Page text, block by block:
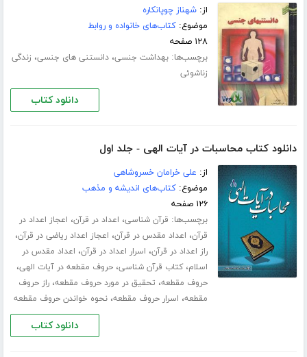
از:شهناز چوپانکاره
موضوع:کتاب‌های خانواده و روابط
۱۲۸ صفحه
برچسب‌ها:بهداشت جنسی،دانستنی های جنسی، زندگی
زناشوئی
دانلود کتاب
دانلود کتاب محاسبات در آیات الهی - جلد اول
از: علی خرامان خسروشاهی
موضوع:کتاب‌های اندیشه و مذهب
۱۲۶ صفحه
برچسب‌ها: قرآن شناسی، اعداد در قرآن، اعجاز اعداد در
قرآن، اعداد مقدس در قرآن، اعجاز اعداد ریاضی در قرآن،
راز اعداد در قرآن، اسرار اعداد در قرآن، اعداد مقدس در
اسلام،کتاب قرآن شناسی،حروف مقطعه در آیات الهی،
حروف مقطعه، تحقیق در مورد حروف مقطعه،راز حروف
مقطعه، اسرار حروف مقطعه،نحوه خواندن حروف مقطعه
دانلود کتاب